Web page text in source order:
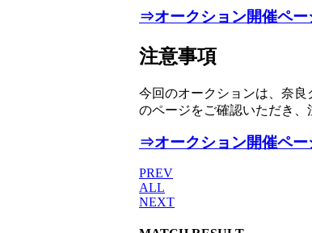
⇒オークション開催ペー
注意事項
今回のオークションは、奈
のページをご確認いただき、
⇒オークション開催ペー
PREV
ALL
NEXT